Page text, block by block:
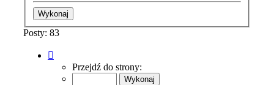
Posty: 83
Przejdź do strony: